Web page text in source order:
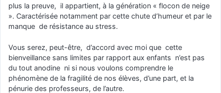
plus la preuve, il appartient, à la génération « flocon de neige
». Caractérisée notamment par cette chute d’humeur et par le
manque de résistance au stress.
Vous serez, peut-être, d’accord avec moi que cette
bienveillance sans limites par rapport aux enfants n’est pas
du tout anodine ni si nous voulons comprendre le
phénomène de la fragilité de nos élèves, d’une part, et la
pénurie des professeurs, de l’autre.